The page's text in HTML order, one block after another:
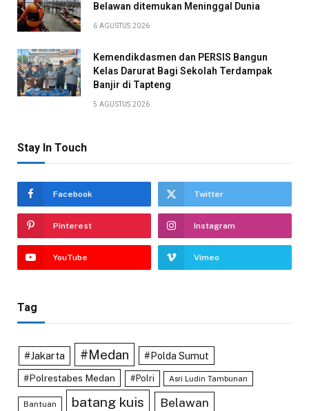
Belawan ditemukan Meninggal Dunia
6 AGUSTUS 2026
Kemendikdasmen dan PERSIS Bangun
Kelas Darurat Bagi Sekolah Terdampak
Banjir di Tapteng
5 AGUSTUS 2026
Stay In Touch
Facebook Twitter
Pinterest Instagram
YouTube Vimeo
Tag
#Jakarta #Medan #Polda Sumut
#Polrestabes Medan #Polri Asri Ludin Tambunan
Bantuan batang kuis Belawan